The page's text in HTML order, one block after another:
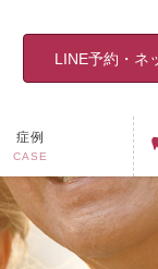
LINE予約・ネ
症例
CASE